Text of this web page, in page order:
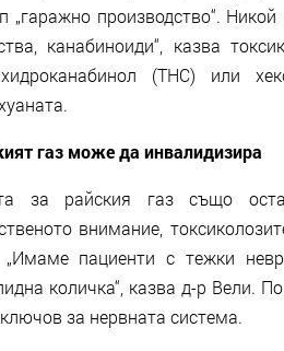
„гаражно производство“.
канабиноиди“, казва
(THC) или
газ може да инвалидизира
за райския газ също
внимание,
„Имаме пациенти с тежки
количка“, казва д-р Вели.
за нервната система.